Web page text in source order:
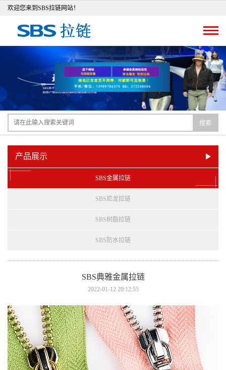
欢迎您来到SBS拉链网站！
搜索
产品展示
SBS金属拉链
SBS尼龙拉链
SBS树脂拉链
SBS防水拉链
SBS典雅金属拉链
2022-01-12 20:12:55